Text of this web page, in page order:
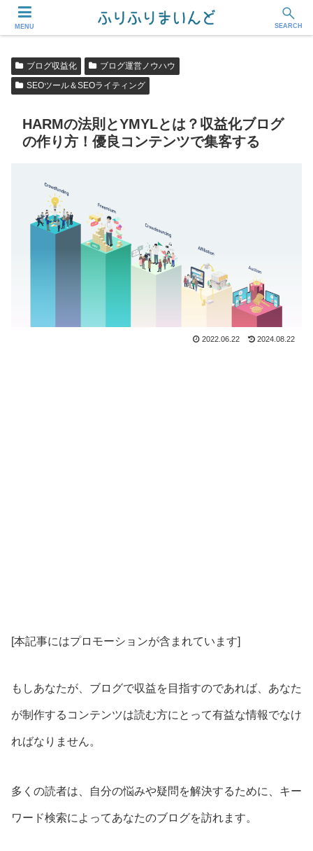
フリーランス・副業ワーカー応援メディア
ブログ収益化
ブログ運営ノウハウ
SEOツール＆SEOライティング
HARMの法則とYMYLとは？収益化ブログ
の作り方！優良コンテンツで集客する
2022.06.22 2024.08.22
[本記事にはプロモーションが含まれています]
もしあなたが、ブログで収益を目指すのであれば、あなた
が制作するコンテンツは読む方にとって有益な情報でなけ
ればなりません。
多くの読者は、自分の悩みや疑問を解決するために、キー
ワード検索によってあなたのブログを訪れます。
MENU SEARCH